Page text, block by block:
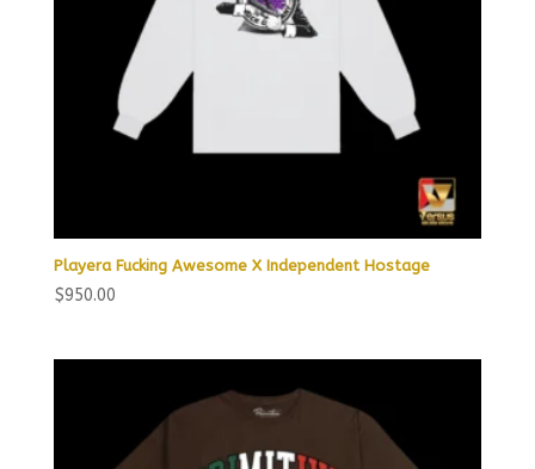
Playera Fucking Awesome X Independent Hostage
$950.00